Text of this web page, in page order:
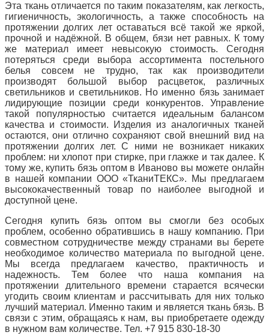
Эта ткань отличается по таким показателям, как легкость,
гигиеничность, экологичность, а также способность на
протяжении долгих лет оставаться всё такой же яркой,
прочной и надёжной. В общем, бязи нет равных. К тому
же материал имеет невысокую стоимость. Сегодня
потеряться среди выбора ассортимента постельного
белья совсем не трудно, так как производители
производят большой выбор расцветок, различных
светильников и светильников. Но именно бязь занимает
лидирующие позиции среди конкурентов. Управление
такой популярностью считается идеальным балансом
качества и стоимости.
Изделия из аналогичных тканей
остаются, они отлично сохраняют свой внешний вид на
протяжении долгих лет.С ними не возникает никаких
проблем: ни хлопот при стирке, при глажке и так далее. К
тому же, купить бязь оптом в Иваново вы можете онлайн
в нашей компании ООО «ТканиТЕКС».
Мы предлагаем
высококачественный товар по наиболее выгодной и
доступной цене.
Сегодня купить бязь оптом вы смогли без особых
проблем, особенно обратившись в нашу компанию. При
совместном сотрудничестве между странами вы берете
необходимое количество материала по выгодной цене.
Мы всегда предлагаем качество, практичность и
надежность. Тем более что наша компания на
протяжении длительного времени старается всячески
угодить своим клиентам и рассчитывать для них только
лучший материал. Именно таким и является ткань бязь. В
связи с этим, обращаясь к нам, вы приобретаете одежду
в нужном вам количестве. Тел. +7 915 830-18-30